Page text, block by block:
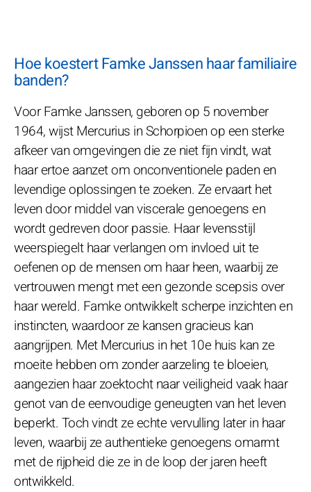
Hoe koestert Famke Janssen haar familiaire
banden?
Voor Famke Janssen, geboren op 5 november
1964, wijst Mercurius in Schorpioen op een sterke
afkeer van omgevingen die ze niet fijn vindt, wat
haar ertoe aanzet om onconventionele paden en
levendige oplossingen te zoeken. Ze ervaart het
leven door middel van viscerale genoegens en
wordt gedreven door passie. Haar levensstijl
weerspiegelt haar verlangen om invloed uit te
oefenen op de mensen om haar heen, waarbij ze
vertrouwen mengt met een gezonde scepsis over
haar wereld. Famke ontwikkelt scherpe inzichten en
instincten, waardoor ze kansen gracieus kan
aangrijpen. Met Mercurius in het 10e huis kan ze
moeite hebben om zonder aarzeling te bloeien,
aangezien haar zoektocht naar veiligheid vaak haar
genot van de eenvoudige geneugten van het leven
beperkt. Toch vindt ze echte vervulling later in haar
leven, waarbij ze authentieke genoegens omarmt
met de rijpheid die ze in de loop der jaren heeft
ontwikkeld.